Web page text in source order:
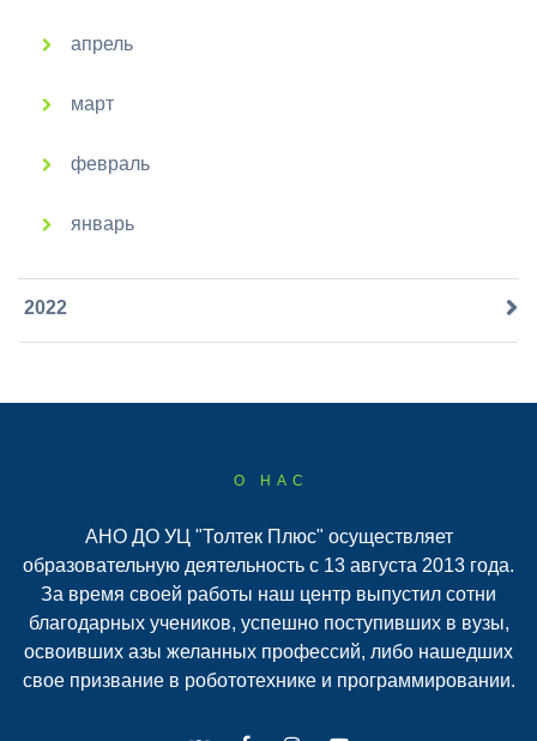
апрель
март
февраль
январь
2022
О НАС
АНО ДО УЦ "Толтек Плюс" осуществляет
образовательную деятельность с 13 августа 2013 года.
За время своей работы наш центр выпустил сотни
благодарных учеников, успешно поступивших в вузы,
освоивших азы желанных профессий, либо нашедших
свое призвание в робототехнике и программировании.